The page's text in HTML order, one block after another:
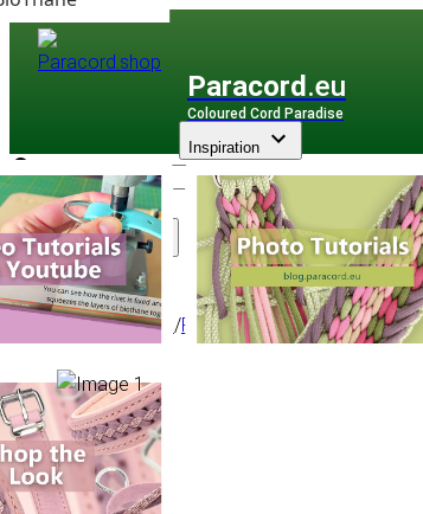
Paracord .eu
Coloured Cord Paradise
Assortiment
Inspiration
Paracorde /Paracord Type III/Multicolore